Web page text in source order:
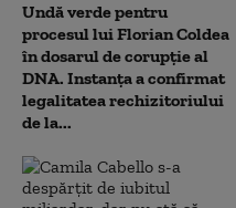
Undă verde pentru
procesul lui Florian Coldea
în dosarul de corupție al
DNA. Instanța a confirmat
legalitatea rechizitoriului
de la...